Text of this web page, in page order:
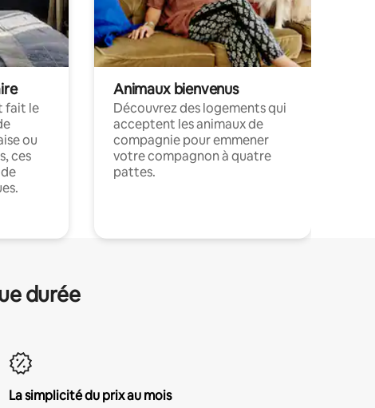
fait le
ou
ces
Animaux bienvenus
Découvrez des logements qui
acceptent les animaux de
compagnie pour emmener
votre compagnon à quatre
pattes.
durée
La simplicité du prix au mois